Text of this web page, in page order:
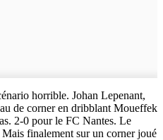
horrible. Johan Lepenant,
de corner en dribblant Moueffek
2-0 pour le FC Nantes. Le
finalement sur un corner joué